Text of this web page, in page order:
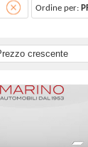
Ordine per: